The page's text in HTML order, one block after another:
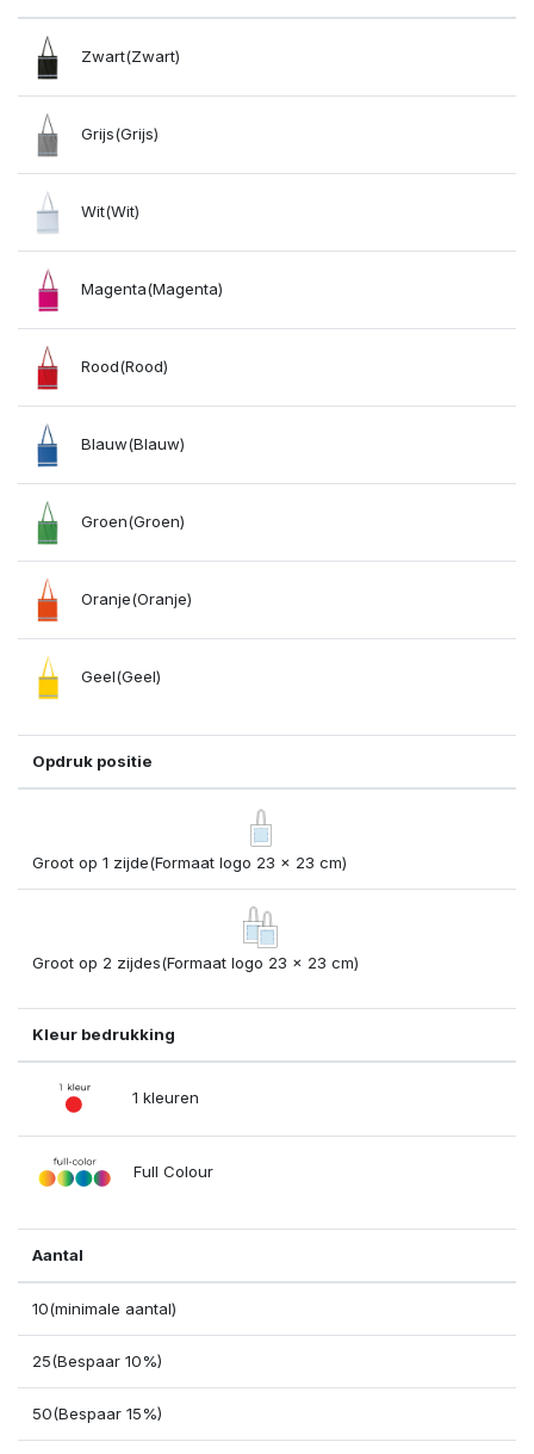
Zwart(Zwart)
Grijs(Grijs)
Wit(Wit)
Magenta(Magenta)
Rood(Rood)
Blauw(Blauw)
Groen(Groen)
Oranje(Oranje)
Geel(Geel)
Opdruk positie
Groot op 1 zijde(Formaat logo 23 x 23 cm)
Groot op 2 zijdes(Formaat logo 23 x 23 cm)
Kleur bedrukking
1 kleuren
Full Colour
Aantal
10(minimale aantal)
25(Bespaar 10%)
50(Bespaar 15%)